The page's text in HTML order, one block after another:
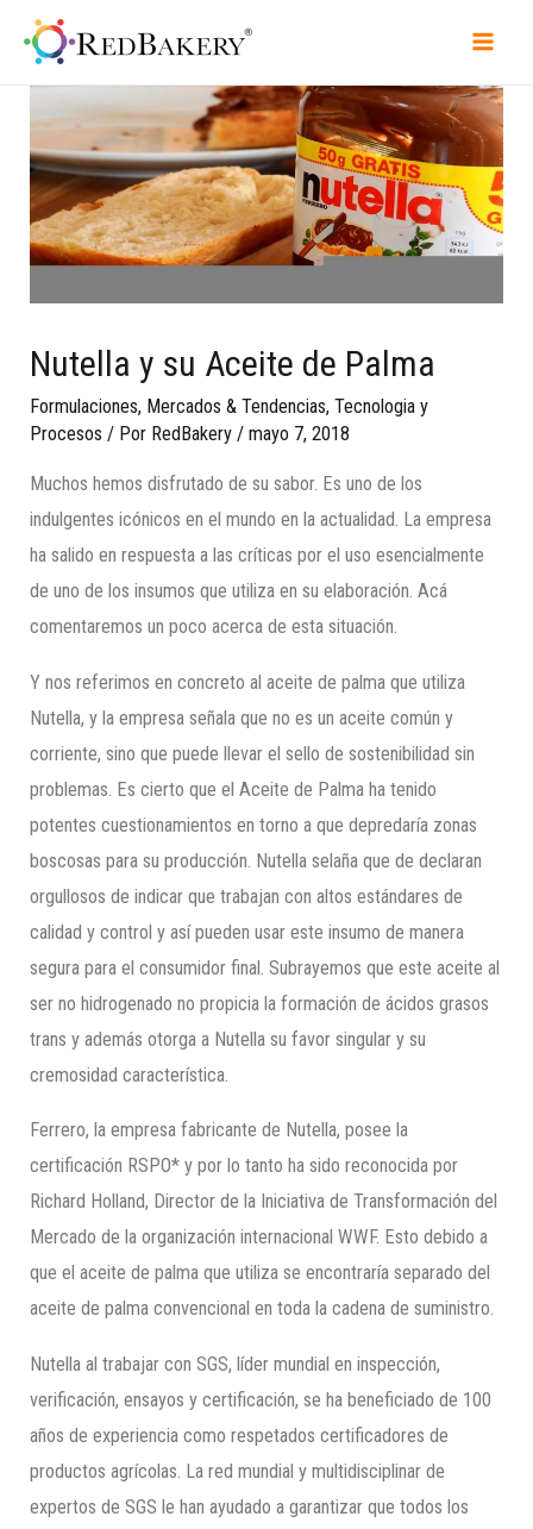
Nutella y su Aceite de Palma
Formulaciones, Mercados & Tendencias,Tecnologia y
Procesos / Por RedBakery /mayo 7, 2018
Muchos hemos disfrutado de su sabor. Es uno de los
indulgentes icónicos en el mundo en la actualidad. La empresa
ha salido en respuesta a las críticas por el uso esencialmente
de uno de los insumos que utiliza en su elaboración. Acá
comentaremos un poco acerca de esta situación.
Y nos referimos en concreto al aceite de palma que utiliza
Nutella, y la empresa señala que no es un aceite común y
corriente, sino que puede llevar el sello de sostenibilidad sin
problemas. Es cierto que el Aceite de Palma ha tenido
potentes cuestionamientos en torno a que depredaría zonas
boscosas para su producción. Nutella selaña que de declaran
orgullosos de indicar que trabajan con altos estándares de
calidad y control y así pueden usar este insumo de manera
segura para el consumidor final. Subrayemos que este aceite al
ser no hidrogenado no propicia la formación de ácidos grasos
trans y además otorga a Nutella su favor singular y su
cremosidad característica.
Ferrero, la empresa fabricante de Nutella, posee la
certificación RSPO* y por lo tanto ha sido reconocida por
Richard Holland, Director de la Iniciativa de Transformación del
Mercado de la organización internacional WWF. Esto debido a
que el aceite de palma que utiliza se encontraría separado del
aceite de palma convencional en toda la cadena de suministro.
Nutella al trabajar con SGS, líder mundial en inspección,
verificación, ensayos y certificación, se ha beneficiado de 100
años de experiencia como respetados certificadores de
productos agrícolas. La red mundial y multidisciplinar de
expertos de SGS le han ayudado a garantizar que todos los